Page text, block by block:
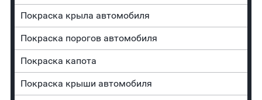
Покраска крыла автомобиля
Покраска порогов автомобиля
Покраска капота
Покраска крыши автомобиля